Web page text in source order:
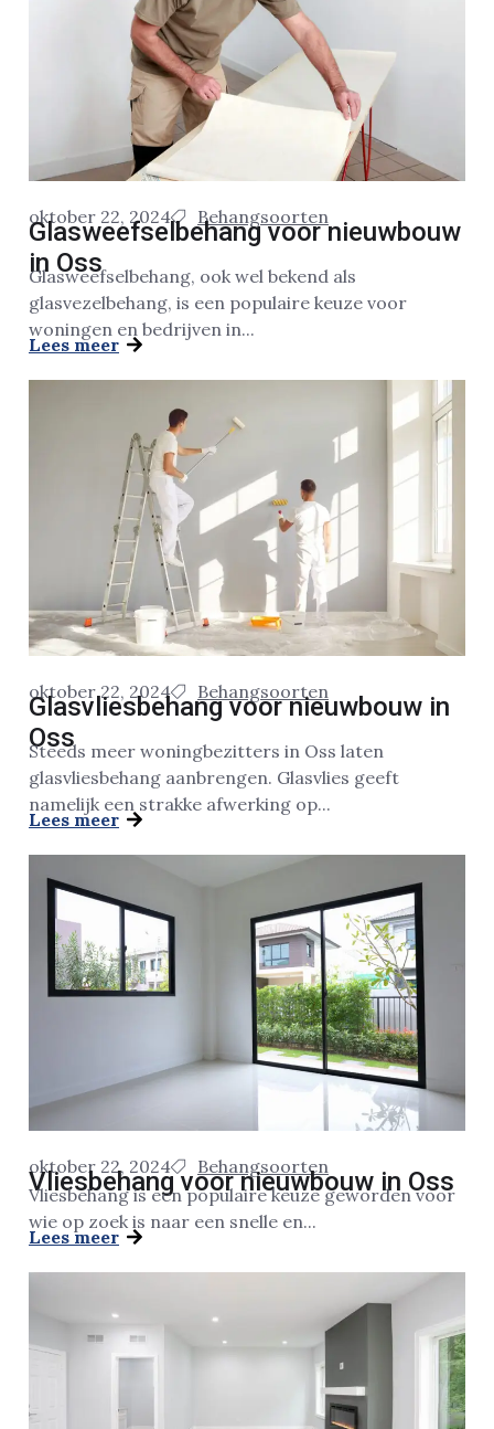
oktober 22, 2024 Behangsoorten
Glasweefselbehang voor nieuwbouw
in Oss
Glasweefselbehang, ook wel bekend als
glasvezelbehang, is een populaire keuze voor
woningen en bedrijven in...
Lees meer
oktober 22, 2024 Behangsoorten
Glasvliesbehang voor nieuwbouw in
Oss
Steeds meer woningbezitters in Oss laten
glasvliesbehang aanbrengen. Glasvlies geeft
namelijk een strakke afwerking op...
Lees meer
oktober 22, 2024 Behangsoorten
Vliesbehang voor nieuwbouw in Oss
Vliesbehang is een populaire keuze geworden voor
wie op zoek is naar een snelle en...
Lees meer